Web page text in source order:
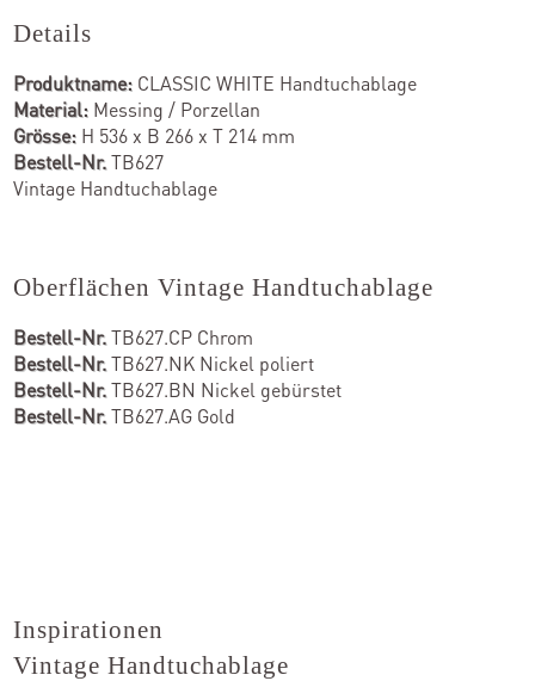
Details
Produktname: CLASSIC WHITE Handtuchablage
Material: Messing / Porzellan
Grösse: H 536 x B 266 x T 214 mm
Bestell-Nr.TB627
Vintage Handtuchablage
Oberflächen Vintage Handtuchablage
Bestell-Nr.TB627.CP Chrom
Bestell-Nr.TB627.NK Nickel poliert
Bestell-Nr.TB627.BN Nickel gebürstet
Bestell-Nr.TB627.AG Gold
Inspirationen
Vintage Handtuchablage